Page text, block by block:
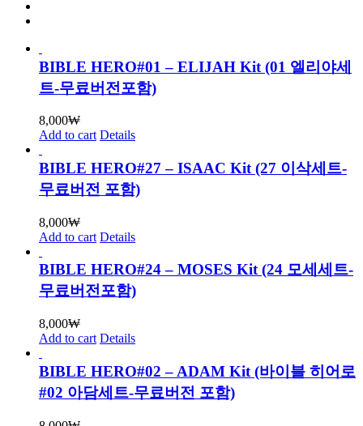
BIBLE HERO#01 – ELIJAH Kit (01 엘리야세
트-무료버전포함)
8,000₩
Add to cart Details
BIBLE HERO#27 – ISAAC Kit (27 이삭세트-
무료버전 포함)
8,000₩
Add to cart Details
BIBLE HERO#24 – MOSES Kit (24 모세세트-
무료버전포함)
8,000₩
Add to cart Details
BIBLE HERO#02 – ADAM Kit (바이블 히어로
#02 아담세트-무료버전 포함)